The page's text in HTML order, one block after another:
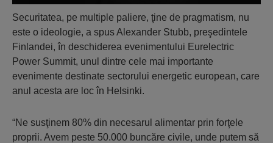
Securitatea, pe multiple paliere, ţine de pragmatism, nu
este o ideologie, a spus Alexander Stubb, preşedintele
Finlandei, în deschiderea evenimentului Eurelectric
Power Summit, unul dintre cele mai importante
evenimente destinate sectorului energetic european, care
anul acesta are loc în Helsinki.
“Ne susţinem 80% din necesarul alimentar prin forţele
proprii. Avem peste 50.000 buncăre civile, unde putem să